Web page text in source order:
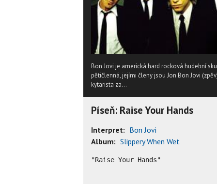
Bon Jovi je americká hard rocková hudební
pětičlenná, jejími členy jsou Jon Bon Jovi
kytarista za...
Píseň: Raise Your Hands
Interpret: Bon Jovi
Album: Slippery When Wet
"Raise Your Hands"